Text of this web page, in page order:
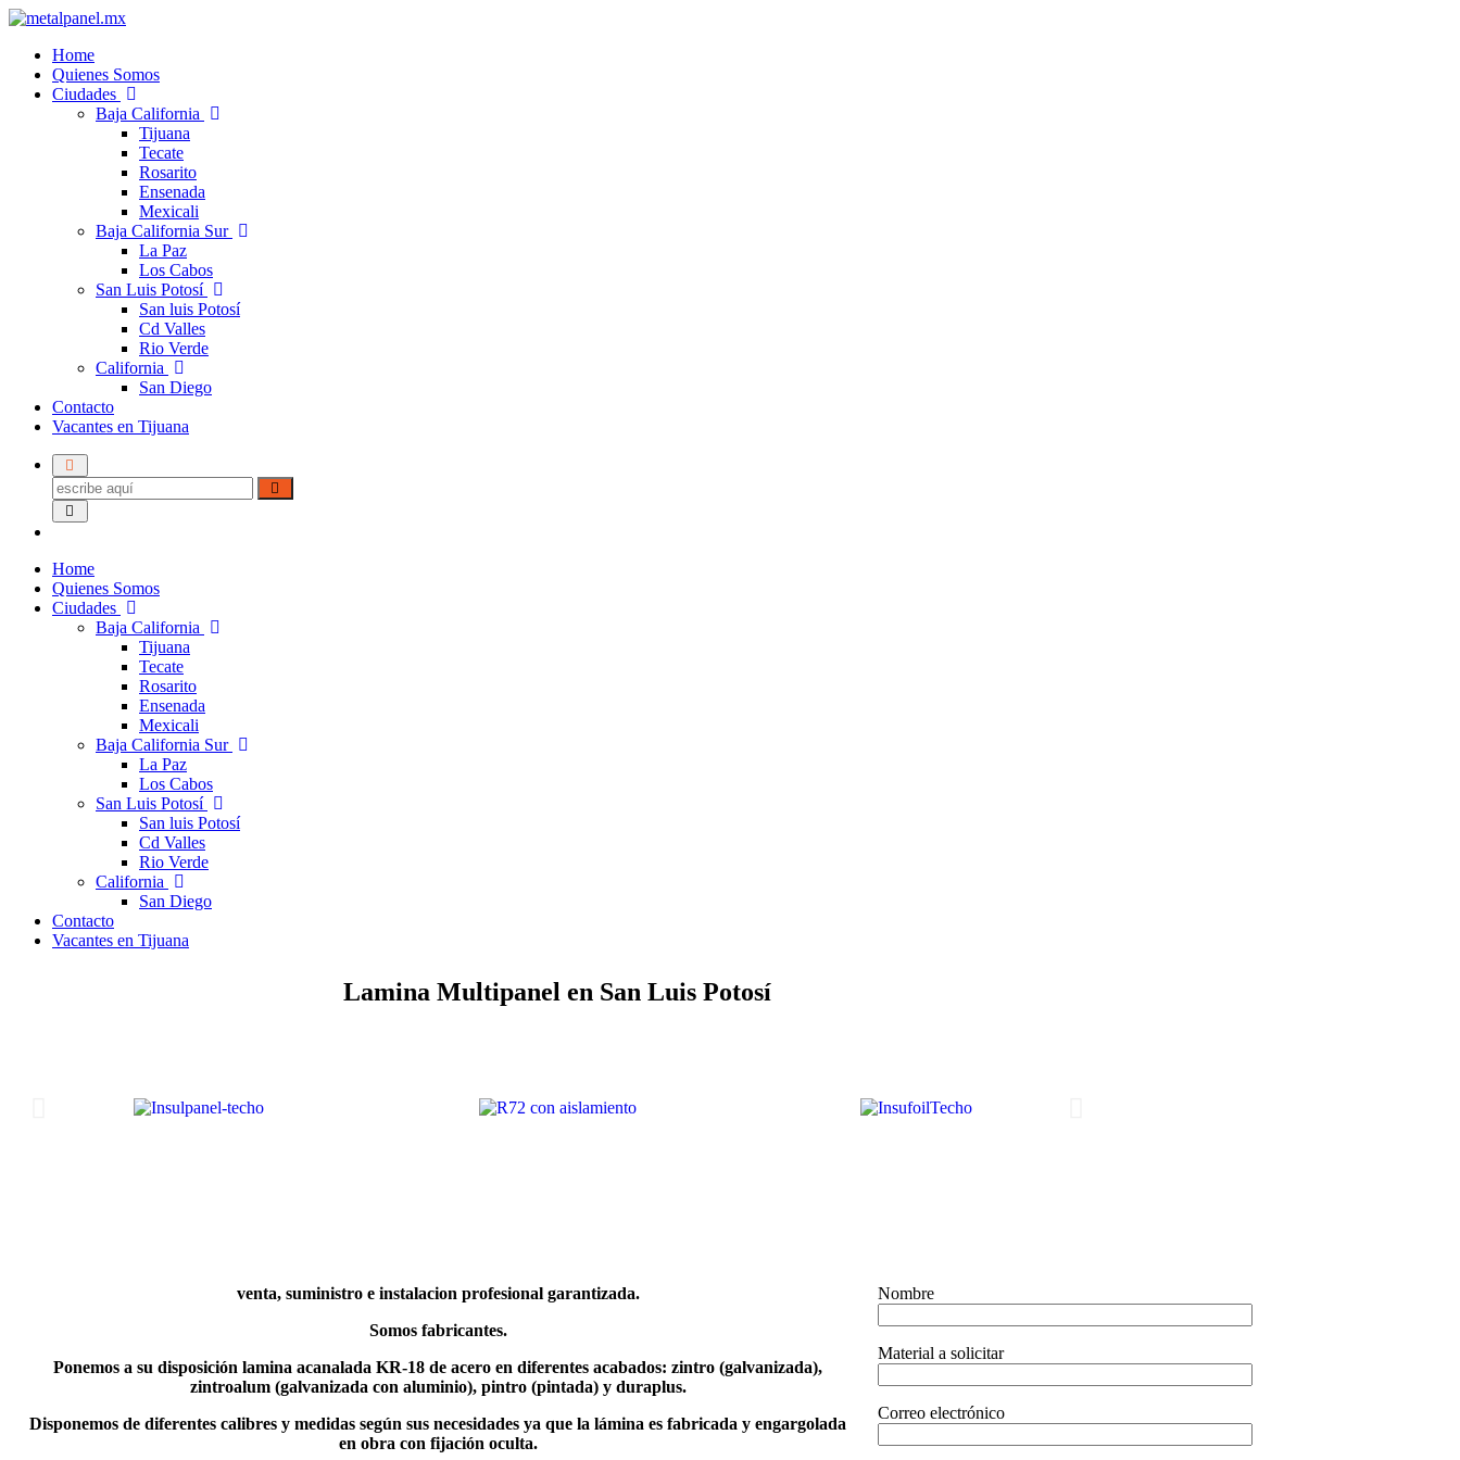
Home
Quienes Somos
Ciudades
Baja California
Tijuana
Tecate
Rosarito
Ensenada
Mexicali
Baja California Sur
La Paz
Los Cabos
San Luis Potosí
San luis Potosí
Cd Valles
Rio Verde
California
San Diego
Contacto
Vacantes en Tijuana
Home
Quienes Somos
Ciudades
Baja California
Tijuana
Tecate
Rosarito
Ensenada
Mexicali
Baja California Sur
La Paz
Los Cabos
San Luis Potosí
San luis Potosí
Cd Valles
Rio Verde
California
San Diego
Contacto
Vacantes en Tijuana
Lamina Multipanel en San Luis Potosí
venta, suministro e instalacion profesional garantizada.
Somos fabricantes.
Ponemos a su disposiciónlamina acanalada KR-18 de acero en diferentes acabados: zintro (galvanizada),
zintroalum (galvanizada con aluminio), pintro (pintada) y duraplus.
Disponemos de diferentes calibres y medidas según sus necesidades ya que la lámina es fabricada y engargolada
en obra con fijación oculta.
Nombre
Material a solicitar
Correo electrónico